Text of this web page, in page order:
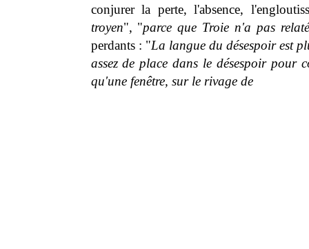
conjurer la perte, l'absence,
troyen", "parce que Troie n'a pas
perdants : "La langue du désespoir est
assez de place dans le désespoir pour
qu'une fenêtre, sur le rivage de